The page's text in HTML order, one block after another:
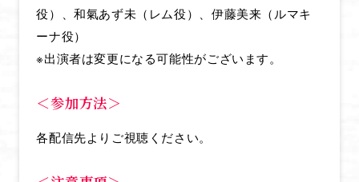
ONAIR & STREAMING
役）、和氣あず未（レム役）、伊藤美来（ルマキ
ーナ役）
※出演者は変更になる可能性がございます。
＜参加方法＞
各配信先よりご視聴ください。